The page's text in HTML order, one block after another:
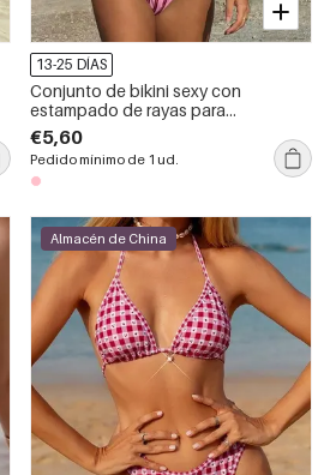
13-25 DÍAS
Conjunto de bikini sexy con
estampado de rayas para
vacaciones en la playa.
€5,60
Pedido mínimo de 1 ud.
Almacén de China